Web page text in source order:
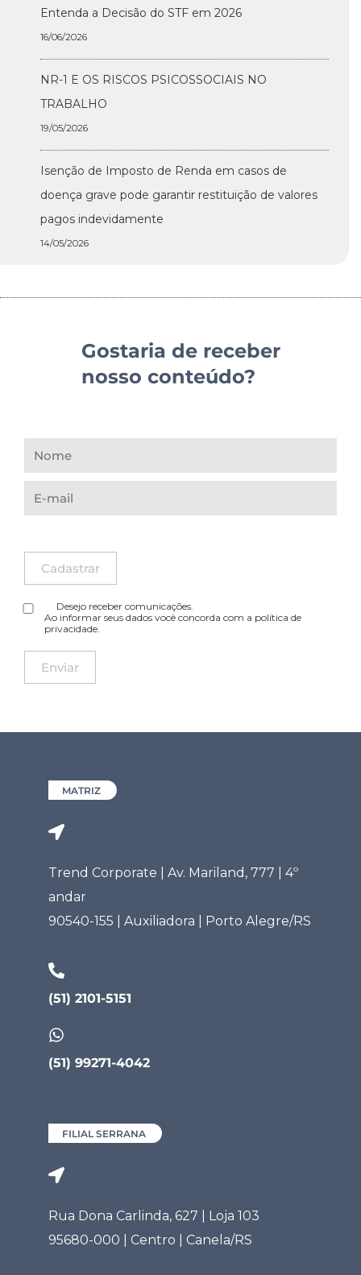
Entenda a Decisão do STF em 2026
16/06/2026
NR-1 E OS RISCOS PSICOSSOCIAIS NO
TRABALHO
19/05/2026
Isenção de Imposto de Renda em casos de
doença grave pode garantir restituição de valores
pagos indevidamente
14/05/2026
Gostaria de receber
nosso conteúdo?
Desejo receber comunicações.
Ao informar seus dados você concorda com a política de
privacidade.
MATRIZ
Trend Corporate | Av. Mariland, 777 | 4º
andar
90540-155 | Auxiliadora | Porto Alegre/RS
(51) 2101-5151
(51) 99271-4042
FILIAL SERRANA
Rua Dona Carlinda, 627 | Loja 103
95680-000 | Centro | Canela/RS